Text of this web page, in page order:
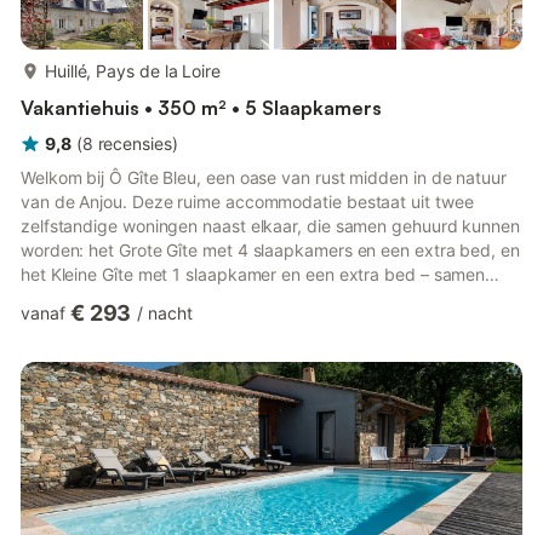
Huillé, Pays de la Loire
Vakantiehuis • 350 m² • 5 Slaapkamers
9,8 (8 recensies)
Welkom bij Ô Gîte Bleu, een oase van rust midden in de natuur
van de Anjou. Deze ruime accommodatie bestaat uit twee
zelfstandige woningen naast elkaar, die samen gehuurd kunnen
worden: het Grote Gîte met 4 slaapkamers en een extra bed, en
het Kleine Gîte met 1 slaapkamer en een extra bed – samen
jullie wat meer privacy of zelfstandigheid wensen. Uitstekende
door toegankelijk is voor pure ontspanning. Een gezellige
speelzaal met flipperkast, tafelvoetbal en biljart voor leu...
vanaf € 293 / nacht